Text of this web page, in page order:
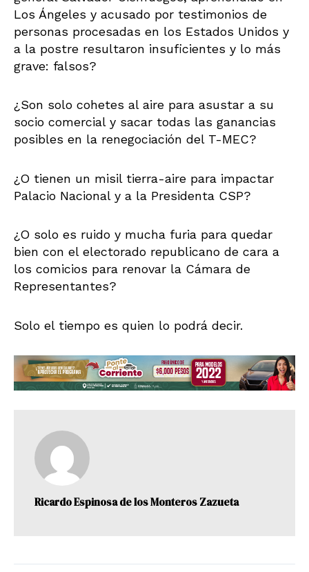
Los Ángeles y acusado por testimonios de
personas procesadas en los Estados Unidos y
a la postre resultaron insuficientes y lo más
grave: falsos?
¿Son solo cohetes al aire para asustar a su
socio comercial y sacar todas las ganancias
posibles en la renegociación del T-MEC?
¿O tienen un misil tierra-aire para impactar
Palacio Nacional y a la Presidenta CSP?
¿O solo es ruido y mucha furia para quedar
bien con el electorado republicano de cara a
los comicios para renovar la Cámara de
Representantes?
Solo el tiempo es quien lo podrá decir.
Ricardo Espinosa de los Monteros Zazueta